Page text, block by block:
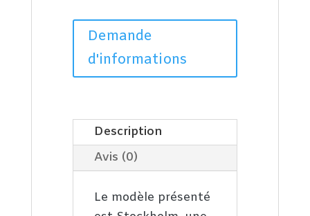
Demande
d'informations
Description
Avis (0)
Le modèle présenté